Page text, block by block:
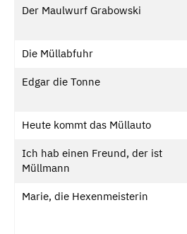
Der Maulwurf Grabowski
Die Müllabfuhr
Edgar die Tonne
Heute kommt das Müllauto
Ich hab einen Freund, der ist
Müllmann
Marie, die Hexenmeisterin